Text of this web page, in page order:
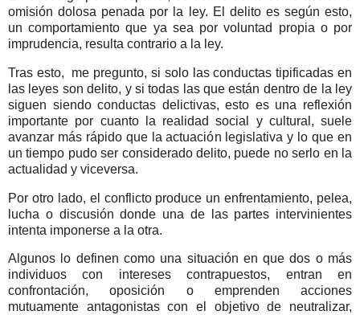
omisión dolosa penada por la ley. El delito es según esto,
un comportamiento que ya sea por voluntad propia o por
imprudencia, resulta contrario a la ley.
Tras esto, me pregunto, si solo las conductas tipificadas en
las leyes son delito, y si todas las que están dentro de la ley
siguen siendo conductas delictivas, esto es una reflexión
importante por cuanto la realidad social y cultural, suele
avanzar más rápido que la actuación legislativa y lo que en
un tiempo pudo ser considerado delito, puede no serlo en la
actualidad y viceversa.
Por otro lado, el conflicto produce un enfrentamiento, pelea,
lucha o discusión donde una de las partes intervinientes
intenta imponerse a la otra.
Algunos lo definen como una situación en que dos o más
individuos con intereses contrapuestos, entran en
confrontación, oposición o emprenden acciones
mutuamente antagonistas con el objetivo de neutralizar,